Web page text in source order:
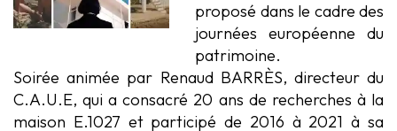
proposé dans le cadre des
journées européenne du
patrimoine.
Soirée animée par Renaud BARRÈS, directeur du
C.A.U.E, qui a consacré 20 ans de recherches à la
maison E.1027 et participé de 2016 à 2021 à sa